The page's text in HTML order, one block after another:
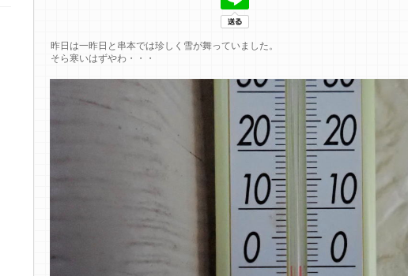
昨日は一昨日と串本では珍しく雪が舞っていました。
そら寒いはずやわ・・・